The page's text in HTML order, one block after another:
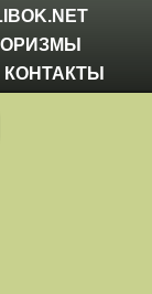
КОНТАКТЫ